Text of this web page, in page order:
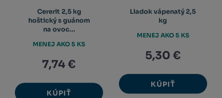
Cererit 2,5 kg
hoštický s guánom
na ovoc...
7,74 €
KÚPIŤ
MENEJ AKO 5 KS
Liadok vápenatý 2,5
kg
5,30 €
KÚPIŤ
MENEJ AKO 5 KS